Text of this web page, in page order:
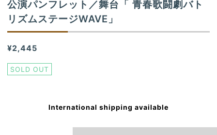
n
公演パンフレット／舞台「 青春歌闘劇バト
リズムステージWAVE」
¥2,445
SOLD OUT
International shipping available